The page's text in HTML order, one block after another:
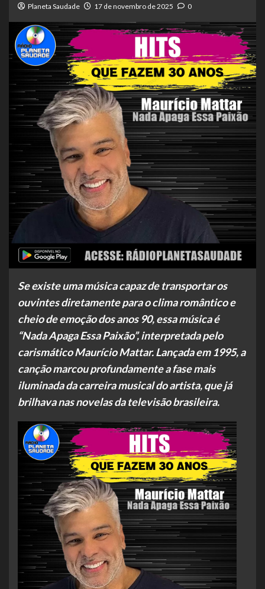
Planeta Saudade 17 de novembro de 2025 0
Se existe uma música capaz de transportar os
ouvintes diretamente para o clima romântico e
cheio de emoção dos anos 90, essa música é
“Nada Apaga Essa Paixão”, interpretada pelo
carismático Maurício Mattar. Lançada em 1995, a
canção marcou profundamente a fase mais
iluminada da carreira musical do artista, que já
brilhava nas novelas da televisão brasileira.